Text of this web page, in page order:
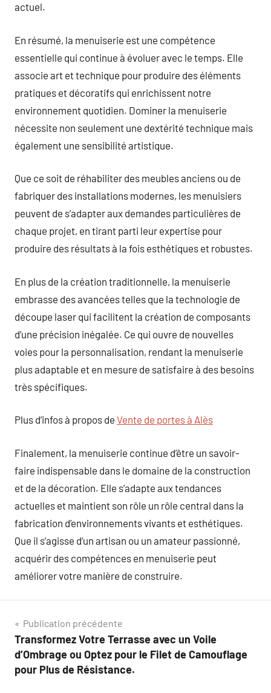
actuel.
En résumé, la menuiserie est une compétence
essentielle qui continue à évoluer avec le temps. Elle
associe art et technique pour produire des éléments
pratiques et décoratifs qui enrichissent notre
environnement quotidien. Dominer la menuiserie
nécessite non seulement une dextérité technique mais
également une sensibilité artistique.
Que ce soit de réhabiliter des meubles anciens ou de
fabriquer des installations modernes, les menuisiers
peuvent de s’adapter aux demandes particulières de
chaque projet, en tirant parti leur expertise pour
produire des résultats à la fois esthétiques et robustes.
En plus de la création traditionnelle, la menuiserie
embrasse des avancées telles que la technologie de
découpe laser qui facilitent la création de composants
d’une précision inégalée. Ce qui ouvre de nouvelles
voies pour la personnalisation, rendant la menuiserie
plus adaptable et en mesure de satisfaire à des besoins
très spécifiques.
Plus d’infos à propos de Vente de portes à Alès
Finalement, la menuiserie continue d’être un savoir-
faire indispensable dans le domaine de la construction
et de la décoration. Elle s’adapte aux tendances
actuelles et maintient son rôle un rôle central dans la
fabrication d’environnements vivants et esthétiques.
Que il s’agisse d’un artisan ou un amateur passionné,
acquérir des compétences en menuiserie peut
améliorer votre manière de construire.
Navigation
de
l’article
Publication précédente
Transformez Votre Terrasse avec un Voile
d’Ombrage ou Optez pour le Filet de Camouflage
pour Plus de Résistance.